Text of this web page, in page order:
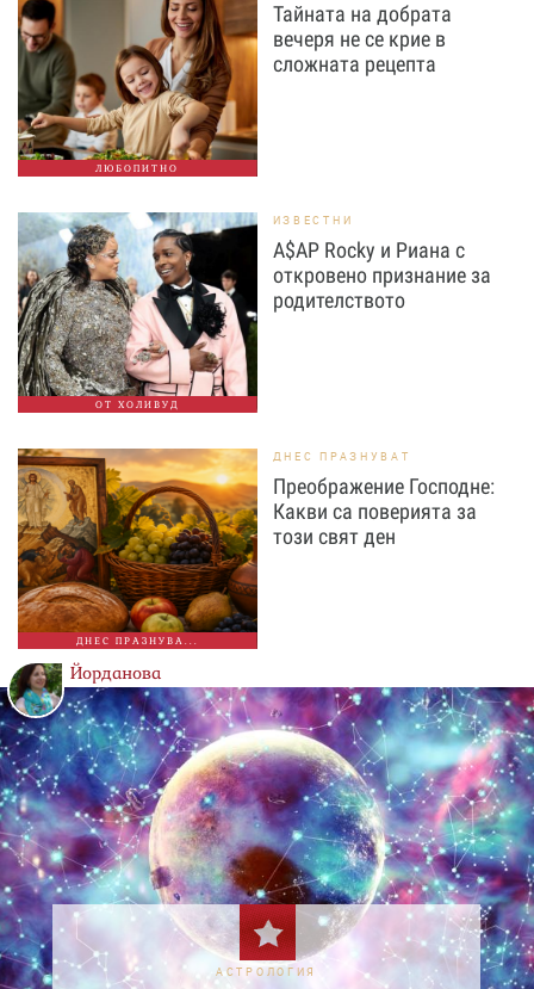
ЛЮБОПИТНО
Тайната на добрата
вечеря не се крие в
сложната рецепта
ОТ ХОЛИВУД
ИЗВЕСТНИ
A$AP Rocky и Риана с
откровено признание за
родителството
ДНЕС ПРАЗНУВА...
ДНЕС ПРАЗНУВАТ
Преображение Господне:
Какви са поверията за
този свят ден
Йорданова
АСТРОЛОГИЯ